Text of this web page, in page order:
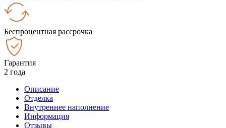
Беспроцентная рассрочка
Гарантия
2 года
Описание
Отделка
Внутреннее наполнение
Информация
Отзывы